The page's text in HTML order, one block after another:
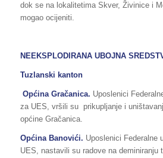
dok se na lokalitetima Skver, Živinice i
mogao ocijeniti.
NEEKSPLODIRANA UBOJNA
Tuzlanski kanton
Općina Gračanica. Uposlenici
za UES, vršili su prikupljanje i
općine Gračanica.
Općina Banovići. Uposlenici Federalne
UES, nastavili su radove na deminiranju